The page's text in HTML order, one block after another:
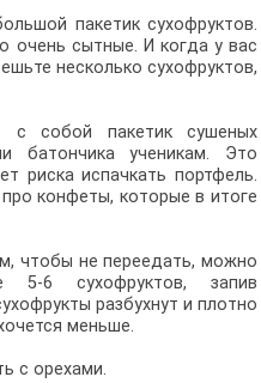
пакетик сухофруктов.
очень сытные. И когда у вас
несколько сухофруктов,
с собой пакетик сушеных
батончика ученикам. Это
риска испачкать портфель.
конфеты, которые в итоге
чтобы не переедать, можно
5-6 сухофруктов, запив
разбухнут и плотно
меньше.
с орехами.